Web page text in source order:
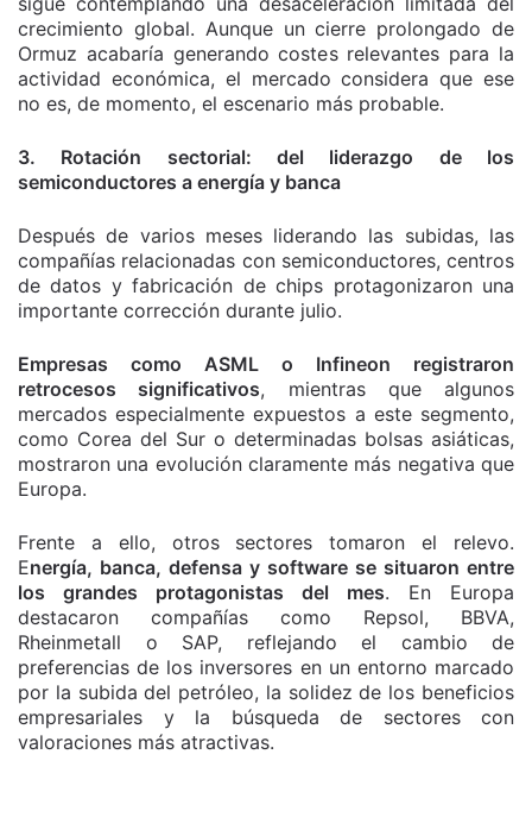
crecimiento global. Aunque un cierre prolongado de
Ormuz acabaría generando costes relevantes para la
actividad económica, el mercado considera que ese
no es, de momento, el escenario más probable.
3. Rotación sectorial: del liderazgo de los
semiconductores a energía y banca
Después de varios meses liderando las subidas, las
compañías relacionadas con semiconductores, centros
de datos y fabricación de chips protagonizaron una
importante corrección durante julio.
Empresas como ASML o Infineon registraron
retrocesos significativos, mientras que algunos
mercados especialmente expuestos a este segmento,
como Corea del Sur o determinadas bolsas asiáticas,
mostraron una evolución claramente más negativa que
Europa.
Frente a ello, otros sectores tomaron el relevo.
Energía, banca, defensa y software se situaron entre
los grandes protagonistas del mes. En Europa
destacaron compañías como Repsol, BBVA,
Rheinmetall o SAP, reflejando el cambio de
preferencias de los inversores en un entorno marcado
por la subida del petróleo, la solidez de los beneficios
empresariales y la búsqueda de sectores con
valoraciones más atractivas.